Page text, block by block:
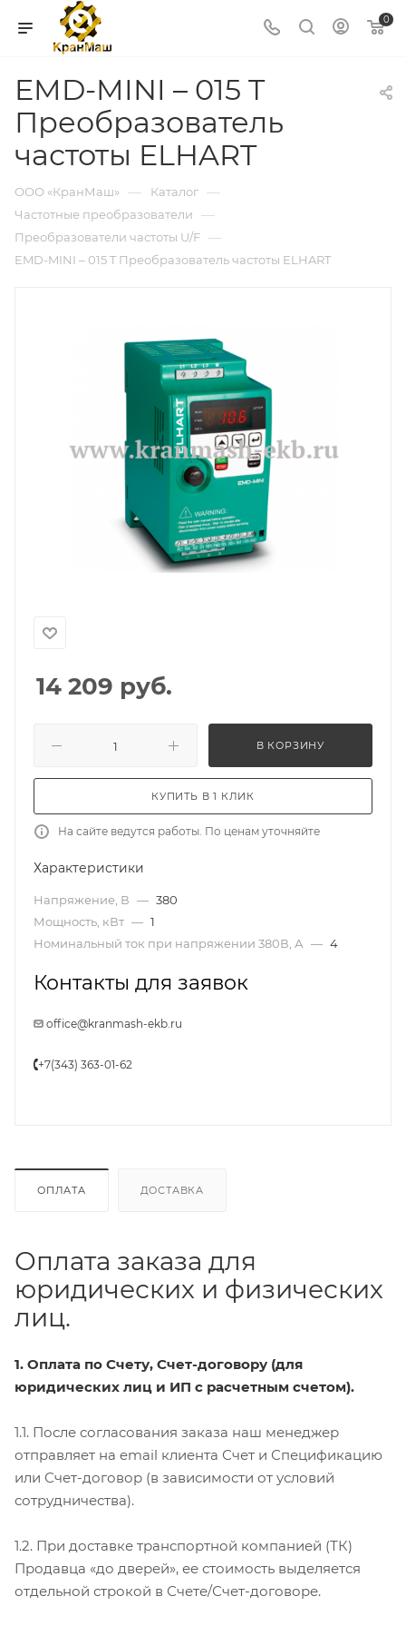
0
EMD-MINI – 015 T
Преобразователь
частоты ELHART
ООО «КранМаш» — Каталог —
Частотные преобразователи —
Преобразователи частоты U/F —
EMD-MINI – 015 T Преобразователь частоты ELHART
14 209 руб.
В КОРЗИНУ
КУПИТЬ В 1 КЛИК
На сайте ведутся работы. По ценам уточняйте
Характеристики
Напряжение, В — 380
Мощность, кВт — 1
Номинальный ток при напряжении 380В, А — 4
Контакты для заявок
office@kranmash-ekb.ru
+7(343) 363-01-62
ОПЛАТА ДОСТАВКА
Оплата заказа для
юридических и физических
лиц.
1. Оплата по Счету, Счет-договору (для
юридических лиц и ИП с расчетным счетом).
1.1. После согласования заказа наш менеджер
отправляет на email клиента Счет и Спецификацию
или Счет-договор (в зависимости от условий
сотрудничества).
1.2. При доставке транспортной компанией (ТК)
Продавца «до дверей», ее стоимость выделяется
отдельной строкой в Счете/Счет-договоре.